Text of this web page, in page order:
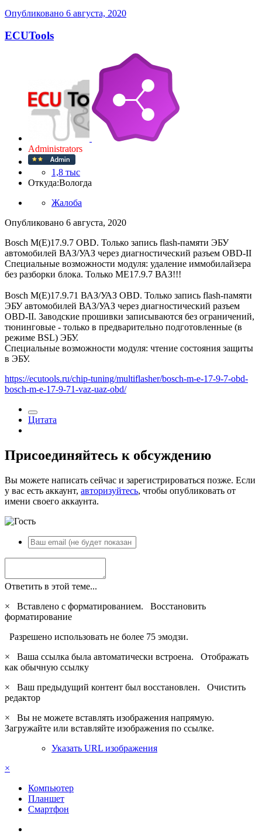
Опубликовано 6 августа, 2020
ECUTools
Administrators
1,8 тыс
Откуда:Вологда
Жалоба
Опубликовано 6 августа, 2020
Bosch M(E)17.9.7 OBD. Только запись flash-памяти ЭБУ
автомобилей ВАЗ/УАЗ через диагностический разъем OBD-II
Специальные возможности модуля: удаление иммобилайзера
без разборки блока. Только ME17.9.7 ВАЗ!!!
Bosch M(E)17.9.71 ВАЗ/УАЗ OBD. Только запись flash-памяти
ЭБУ автомобилей ВАЗ/УАЗ через диагностический разъем
OBD-II. Заводские прошивки записываются без ограничений,
тюнинговые - только в предварительно подготовленные (в
режиме BSL) ЭБУ.
Специальные возможности модуля: чтение состояния защиты
в ЭБУ.
https://ecutools.ru/chip-tuning/multiflasher/bosch-m-e-17-9-7-obd-
bosch-m-e-17-9-71-vaz-uaz-obd/
Цитата
Присоединяйтесь к обсуждению
Вы можете написать сейчас и зарегистрироваться позже. Если
у вас есть аккаунт, авторизуйтесь, чтобы опубликовать от
имени своего аккаунта.
Ответить в этой теме...
×
Вставлено с форматированием. Восстановить
форматирование
Разрешено использовать не более 75 эмодзи.
×
Ваша ссылка была автоматически встроена. Отображать
как обычную ссылку
×
Ваш предыдущий контент был восстановлен. Очистить
редактор
×
Вы не можете вставлять изображения напрямую.
Загружайте или вставляйте изображения по ссылке.
Указать URL изображения
×
Компьютер
Планшет
Смартфон